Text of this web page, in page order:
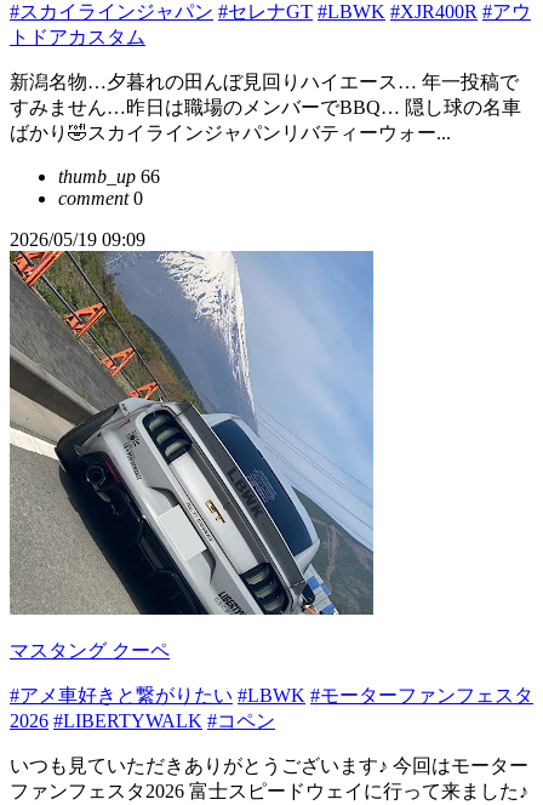
#スカイラインジャパン #セレナGT #LBWK #XJR400R #アウ
トドアカスタム
新潟名物…夕暮れの田んぼ見回りハイエース… 年一投稿で
すみません…昨日は職場のメンバーでBBQ… 隠し球の名車
ばかり🤣スカイラインジャパンリバティーウォー...
thumb_up 66
comment0
2026/05/19 09:09
マスタング クーペ
#アメ車好きと繋がりたい #LBWK #モーターファンフェスタ
2026 #LIBERTYWALK #コペン
いつも見ていただきありがとうございます♪ 今回はモーター
ファンフェスタ2026 富士スピードウェイに行って来ました♪